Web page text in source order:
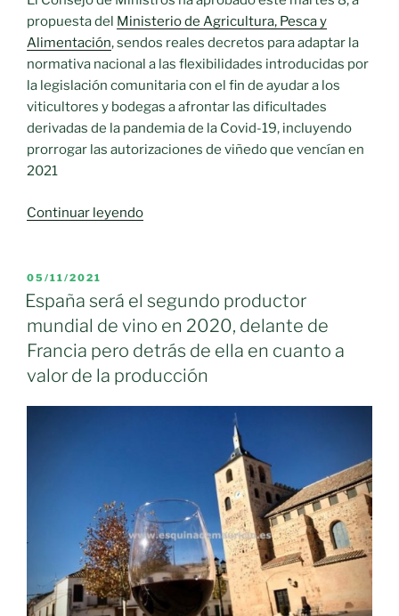
explotaciones»
propuesta del Ministerio de Agricultura, Pesca y
Alimentación, sendos reales decretos para adaptar la
normativa nacional a las flexibilidades introducidas por
la legislación comunitaria con el fin de ayudar a los
viticultores y bodegas a afrontar las dificultades
derivadas de la pandemia de la Covid-19, incluyendo
prorrogar las autorizaciones de viñedo que vencían en
2021
Continuar leyendo«El
legislación
para
prorrogar
las
autorizaciones
de
2021»
PUBLICADO
EL
05/11/2021
España será el segundo productor
mundial de vino en 2020, delante de
Francia pero detrás de ella en cuanto a
valor de la producción